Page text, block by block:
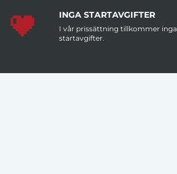
INGA STARTAVGIFTER
I vår prissättning tillkommer inga
startavgifter.